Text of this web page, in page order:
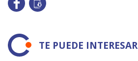
TE PUEDE INTERESAR